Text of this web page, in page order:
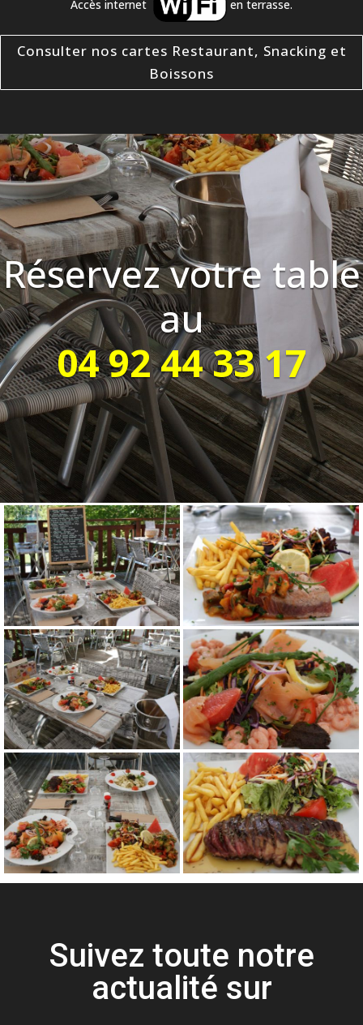
Accès internet en terrasse.
Consulter nos cartes Restaurant, Snacking et
Boissons
Réservez votre table
au
04 92 44 33 17
Suivez toute notre
actualité sur